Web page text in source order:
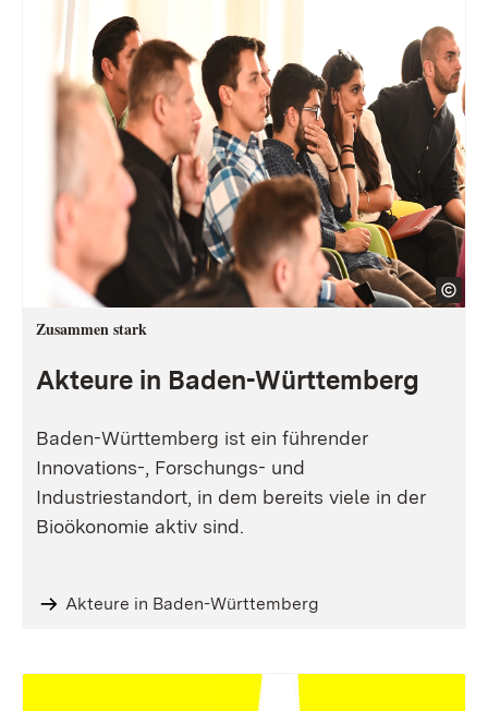
Zusammen stark
Akteure in Baden-Württemberg
Baden-Württemberg ist ein führender
Innovations-, Forschungs- und
Industriestandort, in dem bereits viele in der
Bioökonomie aktiv sind.
Akteure in Baden-Württemberg